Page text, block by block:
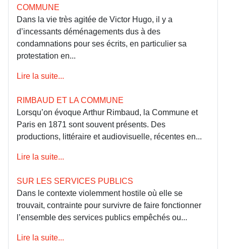
COMMUNE
Dans la vie très agitée de Victor Hugo, il y a
d’incessants déménagements dus à des
condamnations pour ses écrits, en particulier sa
protestation en...
Lire la suite...
RIMBAUD ET LA COMMUNE
Lorsqu’on évoque Arthur Rimbaud, la Commune et
Paris en 1871 sont souvent présents. Des
productions, littéraire et audiovisuelle, récentes en...
Lire la suite...
SUR LES SERVICES PUBLICS
Dans le contexte violemment hostile où elle se
trouvait, contrainte pour survivre de faire fonctionner
l’ensemble des services publics empêchés ou...
Lire la suite...